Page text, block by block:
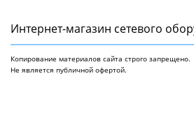
Интернет-магазин сетeвого
Копирование материалов сайта строго запрещено.
Не является публичной офертой.